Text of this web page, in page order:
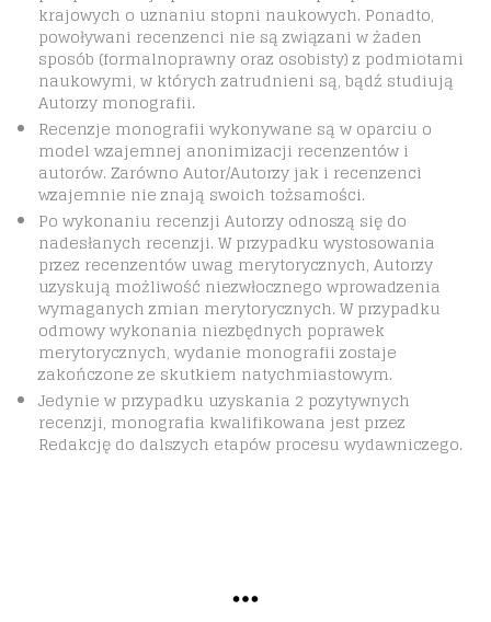
krajowych o uznaniu stopni naukowych. Ponadto,
powoływani recenzenci nie są związani w żaden
sposób (formalnoprawny oraz osobisty) z podmiotami
naukowymi, w których zatrudnieni są, bądź studiują
Autorzy monografii.
Recenzje monografii wykonywane są w oparciu o
model wzajemnej anonimizacji recen­zen­tów i
autorów. Zarówno Autor/Autorzy jak i recenzenci
wzajemnie nie znają swoich tożsamości.
Po wykonaniu recenzji Autorzy odnoszą się do
nadesłanych recenzji. W przypadku wystosowania
przez recenzentów uwag merytorycznych, Autorzy
uzyskują możliwość niezwłocznego wprowadzenia
wymaganych zmian merytorycznych. W przypadku
odmowy wykonania niezbędnych poprawek
merytorycznych, wydanie monografii zostaje
zakończone ze skutkiem natychmiastowym.
Jedynie w przypadku uzyskania 2 pozytywnych
recenzji, monografia kwalifikowana jest przez
Redakcję do dalszych etapów procesu wydawniczego.